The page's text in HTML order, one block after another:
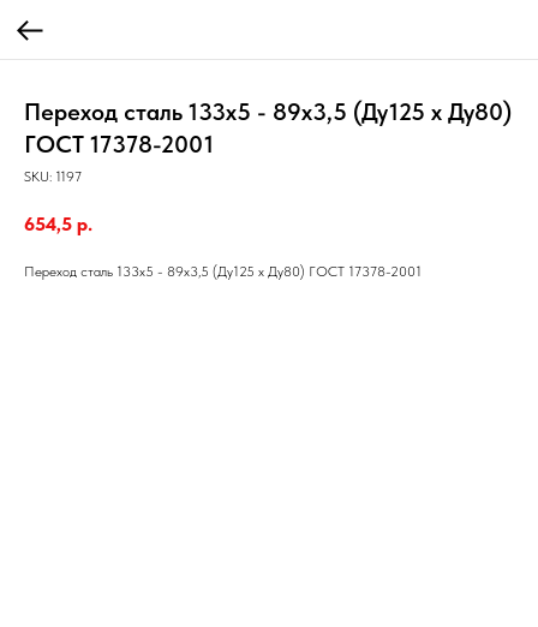
Переход сталь 133х5 - 89х3,5 (Ду125 х Ду80)
ГОСТ 17378-2001
SKU: 1197
654,5 р.
Переход сталь 133х5 - 89х3,5 (Ду125 х Ду80) ГОСТ 17378-2001